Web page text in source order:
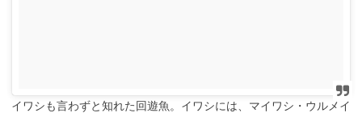
イワシも言わずと知れた回遊魚。イワシには、マイワシ・ウルメイ